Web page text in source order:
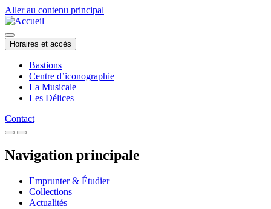
Aller au contenu principal
Horaires et accès
Bastions
Centre d’iconographie
La Musicale
Les Délices
Contact
Navigation principale
Emprunter & Étudier
Collections
Actualités